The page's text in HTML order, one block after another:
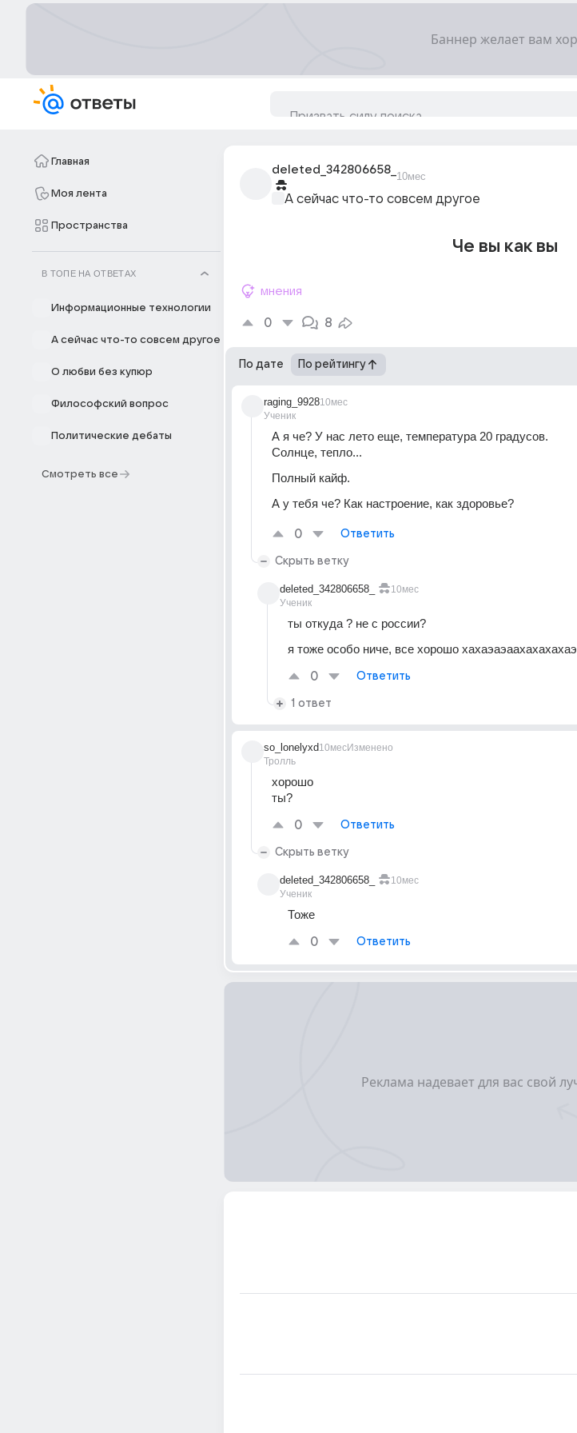
Главная
Моя лента
Пространства
В ТОПЕ НА ОТВЕТАХ
Информационные технологии
А сейчас что-то совсем другое
О любви без купюр
Философский вопрос
Политические дебаты
Смотреть все
deleted_342806658_
10мес
А сейчас что-то совсем другое
Че вы как вы
мнения
0 8
По дате По рейтингу
raging_9928
Ученик
10мес
А я че? У нас лето еще, температура 20 градусов.
Солнце, тепло...
Полный кайф.
А у тебя че? Как настроение, как здоровье?
0 Ответить
Скрыть ветку
deleted_342806658_
Ученик
10мес
ты откуда ? не с россии?
я тоже особо ниче, все хорошо хахаэаэаахахахахаэ
0 Ответить
1 ответ
so_lonelyxd
Тролль
10месИзменено
хорошо
ты?
0 Ответить
Скрыть ветку
deleted_342806658_
Ученик
10мес
Тоже
0 Ответить